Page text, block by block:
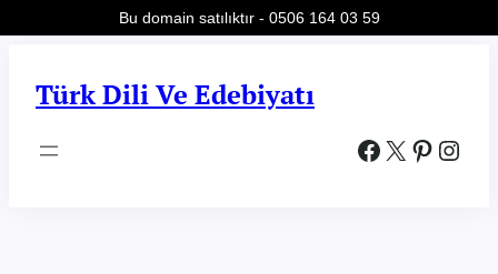
Türk Dili Ve Edebiyatı
Facebook X Pinterest Instagram
Bu domain satılıktır - 0506 164 03 59